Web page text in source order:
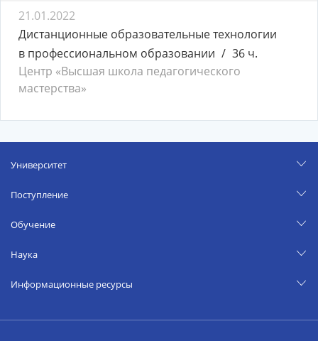
21.01.2022
Дистанционные образовательные технологии
в профессиональном образовании
36 ч.
Центр «Высшая школа педагогического
мастерства»
Университет
Поступление
Обучение
Наука
Информационные ресурсы